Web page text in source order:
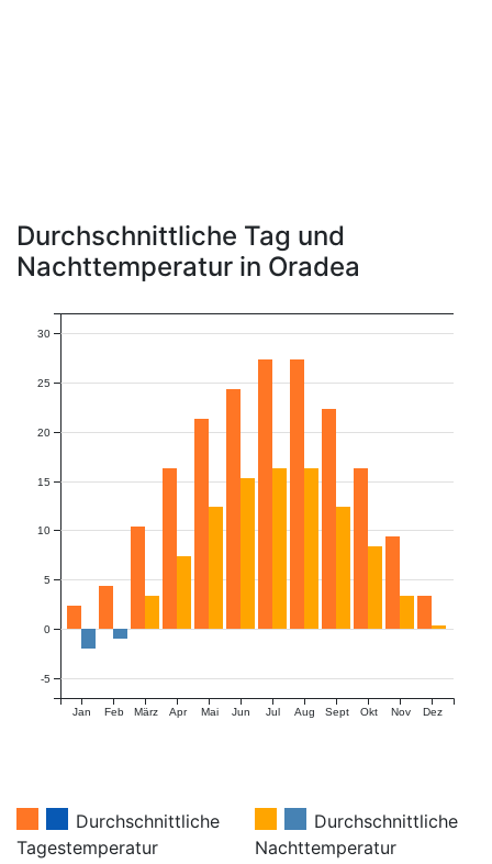
Durchschnittliche Tag und
Nachttemperatur in Oradea
Jan Feb März Apr Mai Jun Jul Aug Sept Okt Nov Dez
-5
0
5
10
15
20
25
30
Durchschnittliche
Tagestemperatur
Durchschnittliche
Nachttemperatur